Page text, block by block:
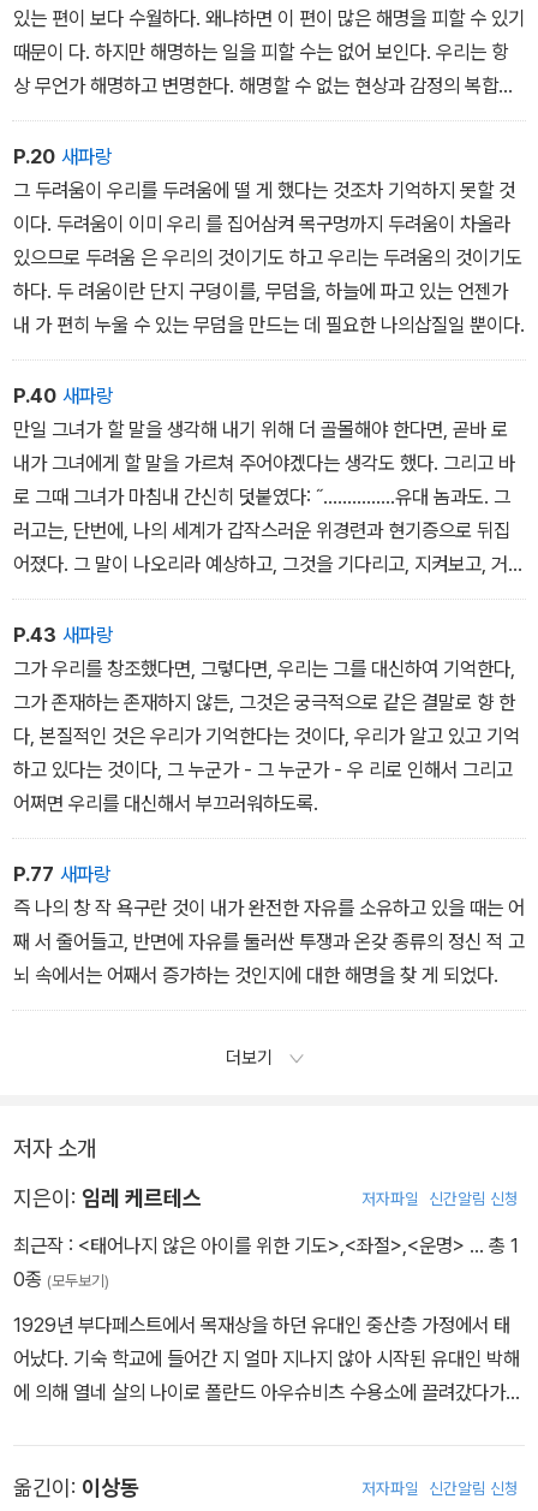
있는 편이 보다 수월하다. 왜냐하면 이 편이 많은 해명을 피할 수 있기
때문이 다. 하지만 해명하는 일을 피할 수는 없어 보인다. 우리는 항
상 무언가 해명하고 변명한다. 해명할 수 없는 현상과 감정의 복합체
인 삶조차도 우리에게 해명을 요구한다. 우리를 에워 싸고 있는 모든
것들이 해명을 요구한다. 그리고 마침내 우리 스스로도 우리 자신에
게 해명을 요구한다. 결국 우리는 우리 주변을 에워싸고 있는 모든 것
들과 우리 자신을 지나치리만 큼 과도하게 해명하여 완전히 무너뜨리
는 단계까지 이르게 된다.
P.20 새파랑
그 두려움이 우리를 두려움에 떨 게 했다는 것조차 기억하지 못할 것
이다. 두려움이 이미 우리 를 집어삼켜 목구멍까지 두려움이 차올라
있으므로 두려움 은 우리의 것이기도 하고 우리는 두려움의 것이기도
하다. 두 려움이란 단지 구덩이를, 무덤을, 하늘에 파고 있는 언젠가
내 가 편히 누울 수 있는 무덤을 만드는 데 필요한 나의삽질일 뿐이다.
P.40 새파랑
만일 그녀가 할 말을 생각해 내기 위해 더 골몰해야 한다면, 곧바 로
내가 그녀에게 할 말을 가르쳐 주어야겠다는 생각도 했다. 그리고 바
로 그때 그녀가 마침내 간신히 덧붙였다: ˝……………유대 놈과도. 그
러고는, 단번에, 나의 세계가 갑작스러운 위경련과 현기증으로 뒤집
어졌다. 그 말이 나오리라 예상하고, 그것을 기다리고, 지켜보고, 거의
독촉하는 기분이었음에도 불구하 고, 세상이 뒤집어지는 느낌은 완전
히 예상을 벗어나 있었다.
P.43 새파랑
그가 우리를 창조했다면, 그렇다면, 우리는 그를 대신하여 기억한다,
그가 존재하는 존재하지 않든, 그것은 궁극적으로 같은 결말로 향 한
다, 본질적인 것은 우리가 기억한다는 것이다, 우리가 알고 있고 기억
하고 있다는 것이다, 그 누군가 - 그 누군가 - 우 리로 인해서 그리고
어쩌면 우리를 대신해서 부끄러워하도록.
P.77 새파랑
즉 나의 창 작 욕구란 것이 내가 완전한 자유를 소유하고 있을 때는 어
째 서 줄어들고, 반면에 자유를 둘러싼 투쟁과 온갖 종류의 정신 적 고
뇌 속에서는 어째서 증가하는 것인지에 대한 해명을 찾 게 되었다.
더보기
저자 소개
지은이: 임레 케르테스 저자파일 신간알림 신청
최근작 : <태어나지 않은 아이를 위한 기도> <좌절> <운명> … 총 1
0종 (모두보기)
1929년 부다페스트에서 목재상을 하던 유대인 중산층 가정에서 태
어났다. 기숙 학교에 들어간 지 얼마 지나지 않아 시작된 유대인 박해
에 의해 열네 살의 나이로 폴란드 아우슈비츠 수용소에 끌려갔다가
자, 프리랜서 작가, 번역자로 일하면서 니체, 프로이트, 비트겐슈타인
옮긴이: 이상동 저자파일 신간알림 신청